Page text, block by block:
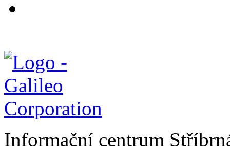
Informační centrum